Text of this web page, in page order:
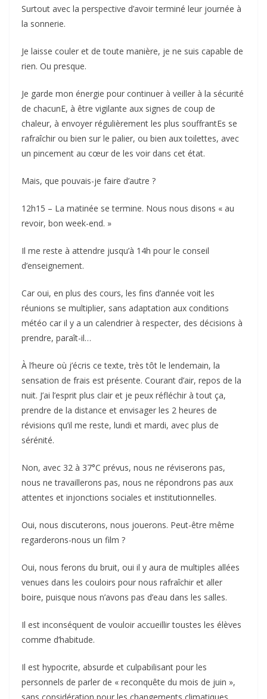
Surtout avec la perspective d’avoir terminé leur journée à
la sonnerie.
Je laisse couler et de toute manière, je ne suis capable de
rien. Ou presque.
Je garde mon énergie pour continuer à veiller à la sécurité
de chacunE, à être vigilante aux signes de coup de
chaleur, à envoyer régulièrement les plus souffrantEs se
rafraîchir ou bien sur le palier, ou bien aux toilettes, avec
un pincement au cœur de les voir dans cet état.
Mais, que pouvais-je faire d’autre ?
12h15 – La matinée se termine. Nous nous disons « au
revoir, bon week-end. »
Il me reste à attendre jusqu’à 14h pour le conseil
d’enseignement.
Car oui, en plus des cours, les fins d’année voit les
réunions se multiplier, sans adaptation aux conditions
météo car il y a un calendrier à respecter, des décisions à
prendre, paraît-il…
À l’heure où j’écris ce texte, très tôt le lendemain, la
sensation de frais est présente. Courant d’air, repos de la
nuit. J’ai l’esprit plus clair et je peux réfléchir à tout ça,
prendre de la distance et envisager les 2 heures de
révisions qu’il me reste, lundi et mardi, avec plus de
sérénité.
Non, avec 32 à 37°C prévus, nous ne réviserons pas,
nous ne travaillerons pas, nous ne répondrons pas aux
attentes et injonctions sociales et institutionnelles.
Oui, nous discuterons, nous jouerons. Peut-être même
regarderons-nous un film ?
Oui, nous ferons du bruit, oui il y aura de multiples allées
venues dans les couloirs pour nous rafraîchir et aller
boire, puisque nous n’avons pas d’eau dans les salles.
Il est inconséquent de vouloir accueillir toustes les élèves
comme d’habitude.
Il est hypocrite, absurde et culpabilisant pour les
personnels de parler de « reconquête du mois de juin »,